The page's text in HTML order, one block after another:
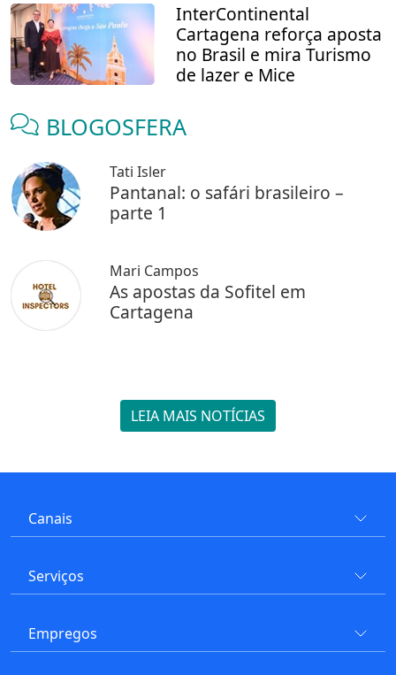
InterContinental
Cartagena reforça aposta
no Brasil e mira Turismo
de lazer e Mice
BLOGOSFERA
Tati Isler
Pantanal: o safári brasileiro –
parte 1
Mari Campos
As apostas da Sofitel em
Cartagena
LEIA MAIS NOTÍCIAS
Canais
Serviços
Empregos